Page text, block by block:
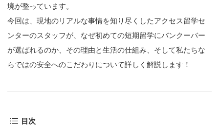
境が整っています。
今回は、現地のリアルな事情を知り尽くしたアクセス留学セ
ンターのスタッフが、なぜ初めての短期留学にバンクーバー
が選ばれるのか、その理由と生活の仕組み、そして私たちな
らではの安全へのこだわりについて詳しく解説します！
目次